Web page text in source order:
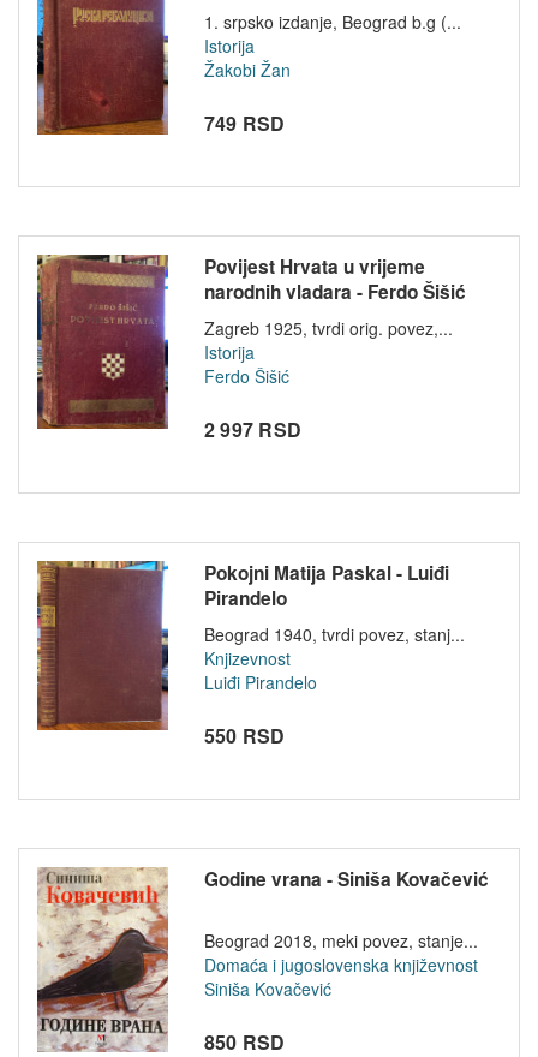
1. srpsko izdanje, Beograd b.g (...
Istorija
Žakobi Žan
749 RSD
Povijest Hrvata u vrijeme
narodnih vladara - Ferdo Šišić
(19...
Zagreb 1925, tvrdi orig. povez,...
Istorija
Ferdo Šišić
2 997 RSD
Pokojni Matija Paskal - Luiđi
Pirandelo
Beograd 1940, tvrdi povez, stanj...
Knjizevnost
Luiđi Pirandelo
550 RSD
Godine vrana - Siniša Kovačević
Beograd 2018, meki povez, stanje...
Domaća i jugoslovenska književnost
Siniša Kovačević
850 RSD